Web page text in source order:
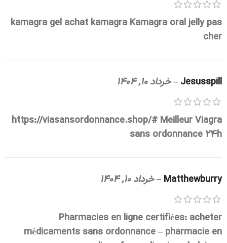
kamagra gel achat kamagra Kamagra oral jelly pas
cher
Jesusspill
–خرداد 10, 1404
https://viasansordonnance.shop/# Meilleur Viagra
sans ordonnance 24h
Matthewburry
–خرداد 10, 1404
Pharmacies en ligne certifiées: acheter
médicaments sans ordonnance– pharmacie en